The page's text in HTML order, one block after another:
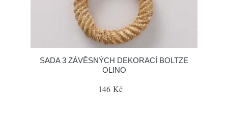
SADA 3 ZÁVĚSNÝCH DEKORACÍ BOLTZE
OLINO
146 Kč